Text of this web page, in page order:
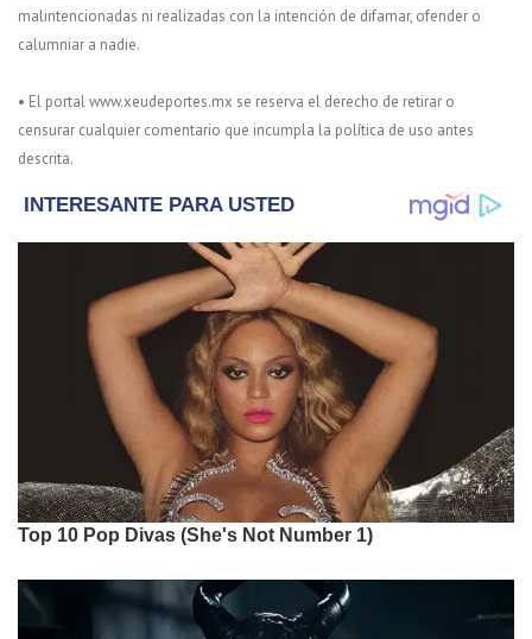
malintencionadas ni realizadas con la intención de difamar, ofender o
calumniar a nadie.
• El portal www.xeudeportes.mx se reserva el derecho de retirar o
censurar cualquier comentario que incumpla la política de uso antes
descrita.